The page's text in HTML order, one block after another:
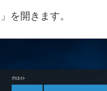
を開きます。